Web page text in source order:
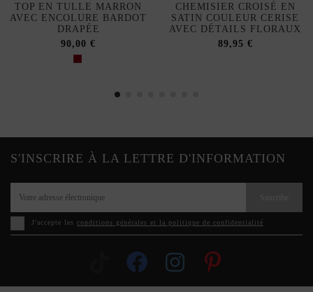
TOP EN TULLE MARRON
AVEC ENCOLURE BARDOT
DRAPÉE
90,00 €
CHEMISIER CROISÉ EN
SATIN COULEUR CERISE
AVEC DÉTAILS FLORAUX
89,95 €
S'INSCRIRE À LA LETTRE D'INFORMATION
J'accepte les conditions générales et la politique de confidentialité